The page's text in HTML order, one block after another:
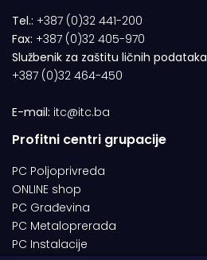
Tel.: +387 (0)32 441-200
Fax: +387 (0)32 405-970
Službenik za zaštitu ličnih podataka
+387 (0)32 464-450
E-mail: itc@itc.ba
Profitni centri grupacije
PC Poljoprivreda
ONLINE shop
PC Građevina
PC Metaloprerada
PC Instalacije